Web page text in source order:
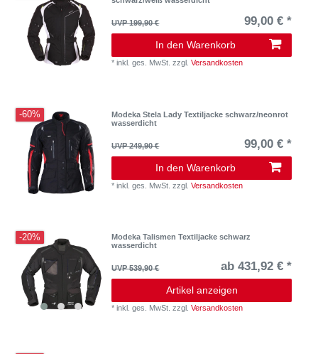
UVP 199,90 € 99,00 € *
In den Warenkorb
*inkl. ges. MwSt. zzgl.Versandkosten
-60%
Modeka Stela Lady Textiljacke schwarz/neonrot
wasserdicht
UVP 249,90 € 99,00 € *
In den Warenkorb
*inkl. ges. MwSt. zzgl.Versandkosten
-20%
Modeka Talismen Textiljacke schwarz
wasserdicht
UVP 539,90 € ab 431,92 € *
Artikel anzeigen
*inkl. ges. MwSt. zzgl.Versandkosten